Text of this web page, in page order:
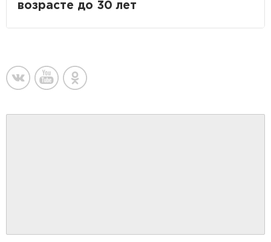
возрасте до 30 лет